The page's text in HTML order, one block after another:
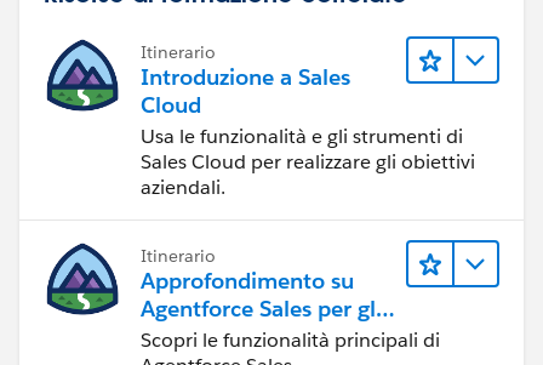
Itinerario
Introduzione a Sales
Cloud
Usa le funzionalità e gli strumenti di
Sales Cloud per realizzare gli obiettivi
aziendali.
Itinerario
Approfondimento su
Agentforce Sales per gli
amministratori
Scopri le funzionalità principali di